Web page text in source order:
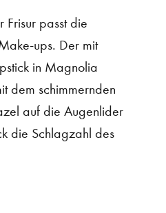
Frisur passt die
ups. Der mit
in Magnolia
dem schimmernden
auf die Augenlider
die Schlagzahl des